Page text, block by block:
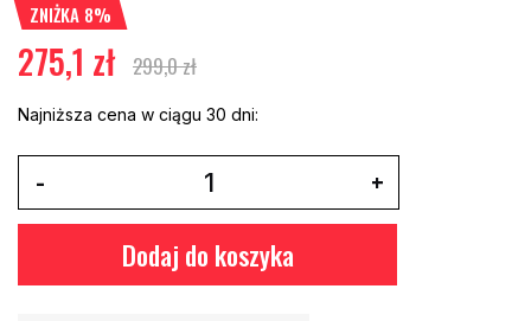
ZNIŻKA 8%
275,1 zł 299,0 zł
Najniższa cena w ciągu 30 dni:
Dodaj do koszyka